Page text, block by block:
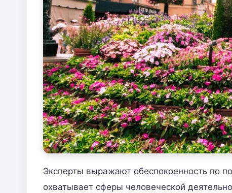
Эксперты выражают обеспокоенность по
охватывает сферы человеческой